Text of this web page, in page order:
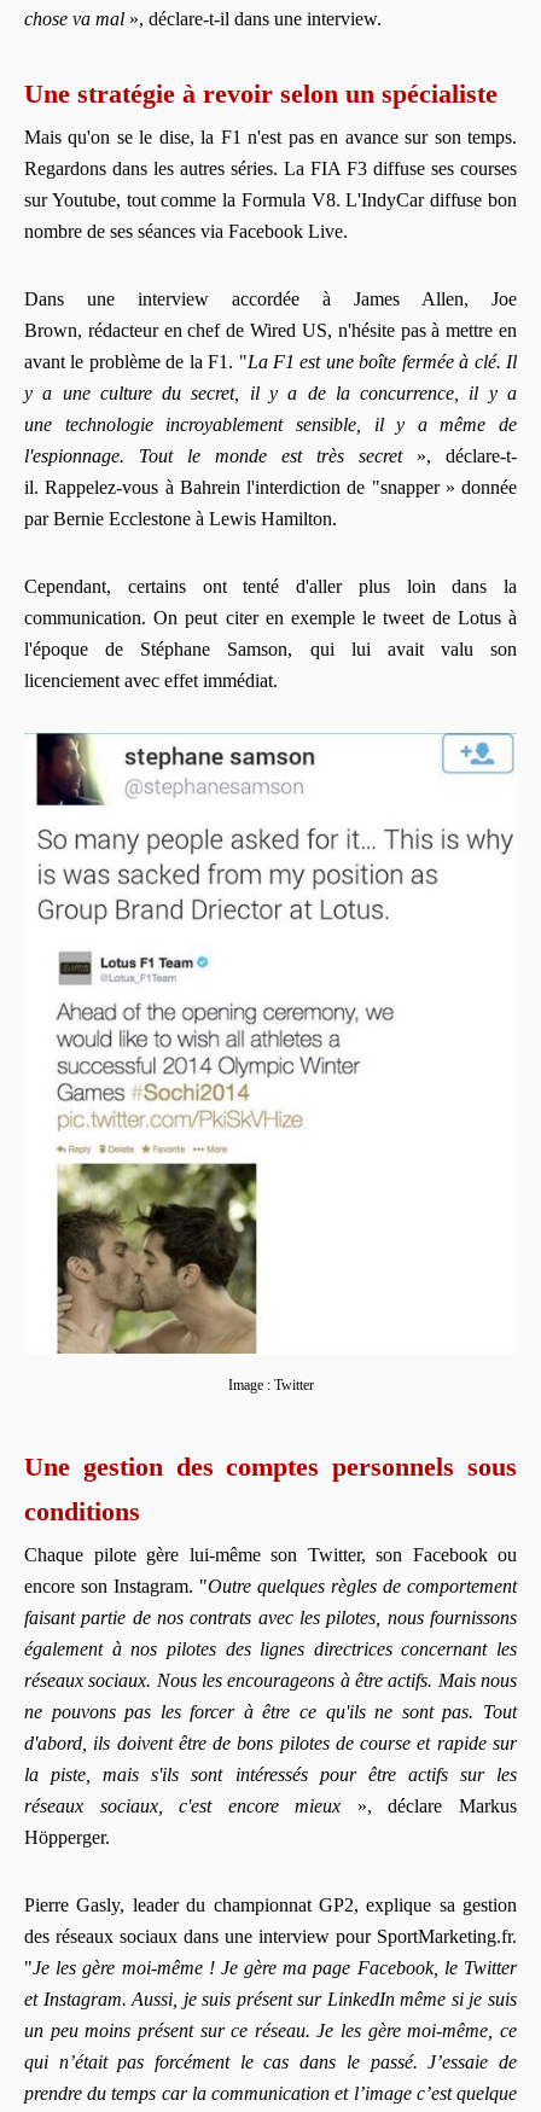
chose va mal », déclare-t-il dans une interview.
Une stratégie à revoir selon un spécialiste
Mais qu'on se le dise, la F1 n'est pas en avance sur son temps.
Regardons dans les autres séries. La FIA F3 diffuse ses courses
sur Youtube, tout comme la Formula V8. L'IndyCar diffuse bon
nombre de ses séances via Facebook Live.
Dans une interview accordée à James Allen, Joe
Brown, rédacteur en chef de Wired US, n'hésite pas à mettre en
avant le problème de la F1. "La F1 est une boîte fermée à clé. Il
y a une culture du secret, il y a de la concurrence, il y a
une technologie incroyablement sensible, il y a même de
l'espionnage. Tout le monde est très secret», déclare-t-
il. Rappelez-vous à Bahrein l'interdiction de "snapper » donnée
par Bernie Ecclestone à Lewis Hamilton.
Cependant, certains ont tenté d'aller plus loin dans la
communication. On peut citer en exemple le tweet de Lotus à
l'époque de Stéphane Samson, qui lui avait valu son
licenciement avec effet immédiat.
Image : Twitter
Une gestion des comptes personnels sous
conditions
Chaque pilote gère lui-même son Twitter, son Facebook ou
encore son Instagram. "Outre quelques règles de comportement
faisant partie de nos contrats avec les pilotes, nous fournissons
également à nos pilotes des lignes directrices concernant les
réseaux sociaux. Nous les encourageons à être actifs. Mais nous
ne pouvons pas les forcer à être ce qu'ils ne sont pas. Tout
d'abord, ils doivent être de bons pilotes de course et rapide sur
la piste, mais s'ils sont intéressés pour être actifs sur les
réseaux sociaux, c'est encore mieux », déclare Markus
Höpperger.
Pierre Gasly, leader du championnat GP2, explique sa gestion
des réseaux sociaux dans une interview pour SportMarketing.fr.
"Je les gère moi-même ! Je gère ma page Facebook, le Twitter
et Instagram. Aussi, je suis présent sur LinkedIn même si je suis
un peu moins présent sur ce réseau. Je les gère moi-même, ce
qui n’était pas forcément le cas dans le passé. J’essaie de
prendre du temps car la communication et l’image c’est quelque